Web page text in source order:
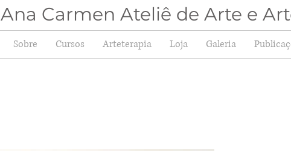
Ana Carmen Ateliê de Arte e
Sobre Cursos Arteterapia Loja Galeria